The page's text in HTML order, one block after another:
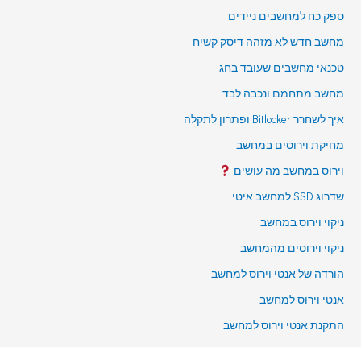
ספק כח למחשבים ניידים
מחשב חדש לא מזהה דיסק קשיח
טכנאי מחשבים שעובד בחג
מחשב מתחמם ונכבה לבד
איך לשחרר Bitlocker ופתרון לתקלה
מחיקת וירוסים במחשב
וירוס במחשב מה עושים
שדרוג SSD למחשב איטי
ניקוי וירוס במחשב
ניקוי וירוסים מהמחשב
הורדה של אנטי וירוס למחשב
אנטי וירוס למחשב
התקנת אנטי וירוס למחשב